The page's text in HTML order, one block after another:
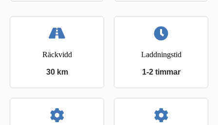
Räckvidd
30 km
Laddningstid
1-2 timmar